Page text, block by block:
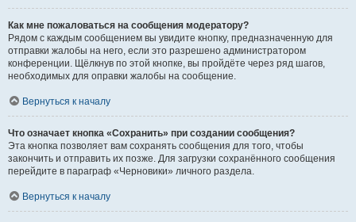
Как мне пожаловаться на сообщения модератору?
Рядом с каждым сообщением вы увидите кнопку, предназначенную для
отправки жалобы на него, если это разрешено администратором
конференции. Щёлкнув по этой кнопке, вы пройдёте через ряд шагов,
необходимых для оправки жалобы на сообщение.
Вернуться к началу
Что означает кнопка «Сохранить» при создании сообщения?
Эта кнопка позволяет вам сохранять сообщения для того, чтобы
закончить и отправить их позже. Для загрузки сохранённого сообщения
перейдите в параграф «Черновики» личного раздела.
Вернуться к началу